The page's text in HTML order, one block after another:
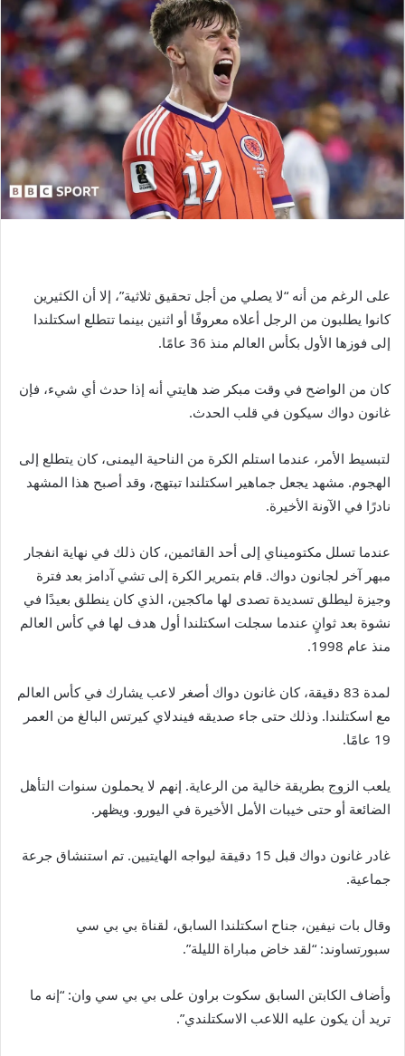
على الرغم من أنه “لا يصلي من أجل تحقيق ثلاثية”، إلا أن الكثيرين
كانوا يطلبون من الرجل أعلاه معروفًا أو اثنين بينما تتطلع اسكتلندا
إلى فوزها الأول بكأس العالم منذ 36 عامًا.
كان من الواضح في وقت مبكر ضد هايتي أنه إذا حدث أي شيء، فإن
غانون دواك سيكون في قلب الحدث.
لتبسيط الأمر، عندما استلم الكرة من الناحية اليمنى، كان يتطلع إلى
الهجوم. مشهد يجعل جماهير اسكتلندا تبتهج، وقد أصبح هذا المشهد
نادرًا في الآونة الأخيرة.
عندما تسلل مكتوميناي إلى أحد القائمين، كان ذلك في نهاية انفجار
مبهر آخر لجانون دواك. قام بتمرير الكرة إلى تشي آدامز بعد فترة
وجيزة ليطلق تسديدة تصدى لها ماكجين، الذي كان ينطلق بعيدًا في
نشوة بعد ثوانٍ عندما سجلت اسكتلندا أول هدف لها في كأس العالم
منذ عام 1998.
لمدة 83 دقيقة، كان غانون دواك أصغر لاعب يشارك في كأس العالم
مع اسكتلندا. وذلك حتى جاء صديقه فيندلاي كيرتس البالغ من العمر
19 عامًا.
يلعب الزوج بطريقة خالية من الرعاية. إنهم لا يحملون سنوات التأهل
الضائعة أو حتى خيبات الأمل الأخيرة في اليورو. ويظهر.
غادر غانون دواك قبل 15 دقيقة ليواجه الهايتيين. تم استنشاق جرعة
جماعية.
وقال بات نيفين، جناح اسكتلندا السابق، لقناة بي بي سي
سبورتساوند: “لقد خاض مباراة الليلة”.
وأضاف الكابتن السابق سكوت براون على بي بي سي وان: “إنه ما
تريد أن يكون عليه اللاعب الاسكتلندي”.